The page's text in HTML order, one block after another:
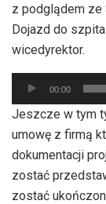
z podglądem ze
Dojazd do
wicedyrektor.
Odtwarzacz
plików
dźwiękowych
00:00
Jeszcze w tym
umowę z firmą
dokumentacji
zostać
zostać